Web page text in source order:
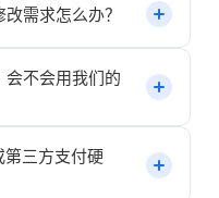
新功能迭代。当然，您
（网站）和微信小程序
一般7-20个工作日即可
需求怎么办？
的需求变更。对于小幅
；对于新增功能模块，
变更确认单》，在您签
。一切调整都在阳光下
会不会用我们的
，我们会将完整的前后
图打包交付，并协助部
第三方支付硬